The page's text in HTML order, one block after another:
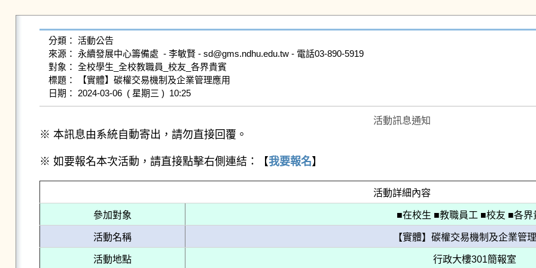
分類： 活動公告
來源： 永續發展中心籌備處  - 李敏賢 - sd@gms.ndhu.edu.tw - 電話03-890-5919
對象： 全校學生_全校教職員_校友_各界貴賓
標題： 【實體】碳權交易機制及企業管理應用
日期： 2024-03-06  ( 星期三 )  10:25
活動訊息通知
※ 本訊息由系統自動寄出，請勿直接回覆。
※ 如要報名本次活動，請直接點擊右側連結：【我要報名】
活動詳細內容
參加對象 ■在校生 ■教職員工 ■校友 ■各界
活動名稱 【實體】碳權交易機制及企業管
活動地點 行政大樓301簡報室